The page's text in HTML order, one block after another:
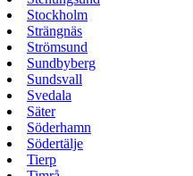
Stockholm
Strängnäs
Strömsund
Sundbyberg
Sundsvall
Svedala
Säter
Söderhamn
Södertälje
Tierp